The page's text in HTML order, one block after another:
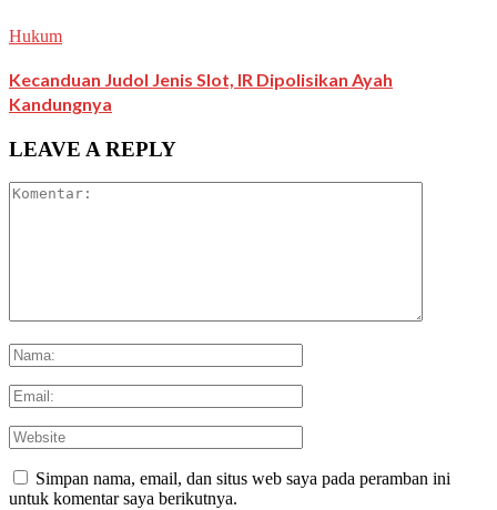
Hukum
Kecanduan Judol Jenis Slot, IR Dipolisikan Ayah
Kandungnya
LEAVE A REPLY
Simpan nama, email, dan situs web saya pada peramban ini
untuk komentar saya berikutnya.